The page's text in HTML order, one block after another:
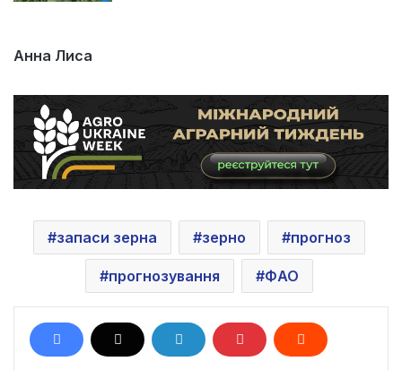
Анна Лиса
запаси зерна зерно прогноз
прогнозування ФAO